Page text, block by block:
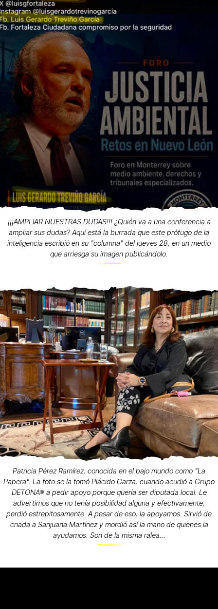
¡¡¡AMPLIAR NUESTRAS DUDAS!!! ¿Quién va a una conferencia a
ampliar sus dudas? Aquí está la burrada que este prófugo de la
inteligencia escribió en su "columna" del jueves 28, en un medio
que arriesga su imagen publicándolo.
Patricia Pérez Ramírez, conocida en el bajo mundo como "La
Papera". La foto se la tomó Plácido Garza, cuando acudió a Grupo
DETONA® a pedir apoyo porque quería ser diputada local. Le
advertimos que no tenía posibilidad alguna y efectivamente,
perdió estrepitosamente. A pesar de eso, la apoyamos. Sirvió de
criada a Sanjuana Martínez y mordió así la mano de quienes la
ayudamos. Son de la misma ralea...